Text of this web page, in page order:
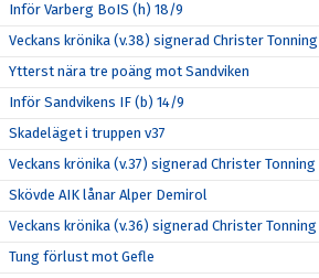
Inför Varberg BoIS (h) 18/9
Veckans krönika (v.38) signerad Christer Tonning
Ytterst nära tre poäng mot Sandviken
Inför Sandvikens IF (b) 14/9
Skadeläget i truppen v37
Veckans krönika (v.37) signerad Christer Tonning
Skövde AIK lånar Alper Demirol
Veckans krönika (v.36) signerad Christer Tonning
Tung förlust mot Gefle